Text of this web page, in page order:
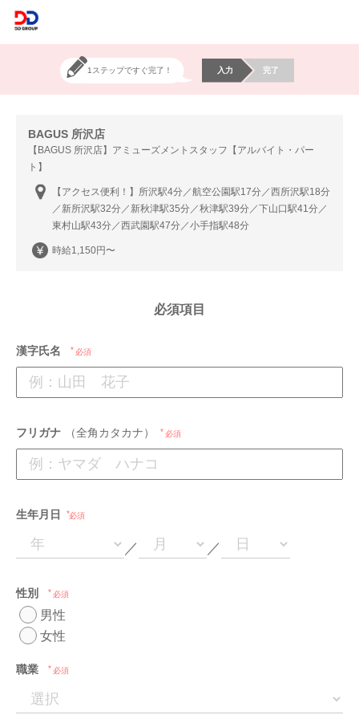
1ステップですぐ完了！ 入力 完了
BAGUS 所沢店
【BAGUS 所沢店】アミューズメントスタッフ【アルバイト・パー
ト】
【アクセス便利！】所沢駅4分／航空公園駅17分／西所沢駅18分
／新所沢駅32分／新秋津駅35分／秋津駅39分／下山口駅41分／
東村山駅43分／西武園駅47分／小手指駅48分
時給1,150円〜
必須項目
漢字氏名 必須
フリガナ （全角カタカナ） 必須
生年月日 必須
／ ／
性別 必須
男性
女性
職業 必須